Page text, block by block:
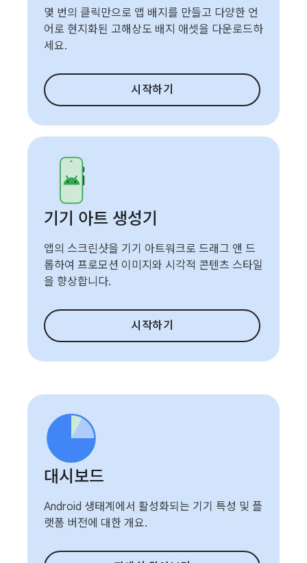
몇 번의 클릭만으로 앱 배지를 만들고 다양한 언
어로 현지화된 고해상도 배지 애셋을 다운로드하
세요.
시작하기
기기 아트 생성기
앱의 스크린샷을 기기 아트워크로 드래그 앤 드
롭하여 프로모션 이미지와 시각적 콘텐츠 스타일
을 향상합니다.
시작하기
대시보드
Android 생태계에서 활성화되는 기기 특성 및 플
랫폼 버전에 대한 개요.